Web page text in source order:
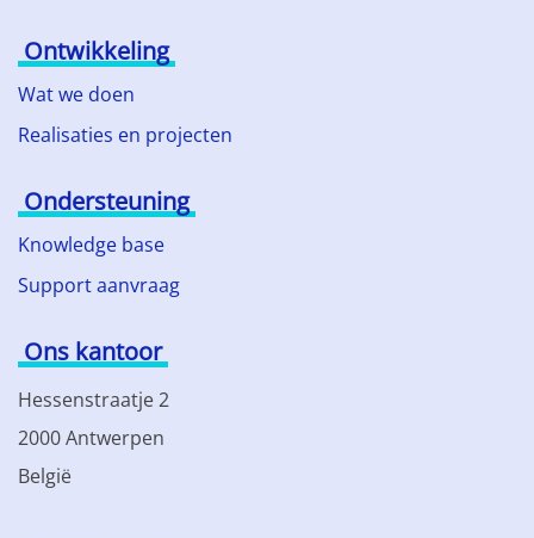
Ontwikkeling
Wat we doen
Realisaties en projecten
Ondersteuning
Knowledge base
Support aanvraag
Ons kantoor
Hessenstraatje 2
2000 Antwerpen
België